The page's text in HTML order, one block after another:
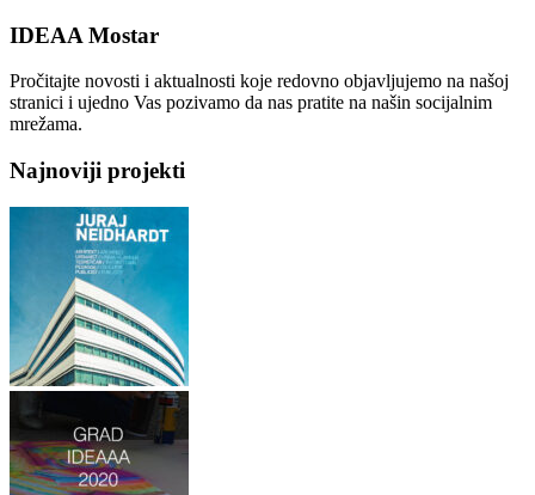
IDEAA Mostar
Pročitajte novosti i aktualnosti koje redovno objavljujemo na našoj
stranici i ujedno Vas pozivamo da nas pratite na našin socijalnim
mrežama.
Najnoviji projekti